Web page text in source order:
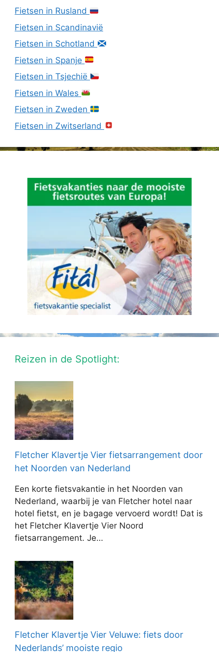
Fietsen in Rusland
Fietsen in Scandinavië
Fietsen in Schotland
Fietsen in Spanje
Fietsen in Tsjechië
Fietsen in Wales
Fietsen in Zweden
Fietsen in Zwitserland
Reizen in de Spotlight:
Fletcher Klavertje Vier fietsarrangement door
het Noorden van Nederland
Een korte fietsvakantie in het Noorden van
Nederland, waarbij je van Fletcher hotel naar
hotel fietst, en je bagage vervoerd wordt! Dat is
het Fletcher Klavertje Vier Noord
fietsarrangement. Je…
Fletcher Klavertje Vier Veluwe: fiets door
Nederlands’ mooiste regio